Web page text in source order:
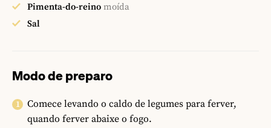
Pimenta-do-reino moída
Sal
Modo de preparo
Comece levando o caldo de legumes para ferver,
quando ferver abaixe o fogo.